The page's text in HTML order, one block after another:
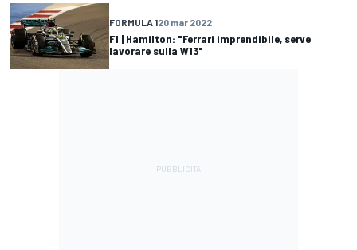
FORMULA 120 mar 2022
F1 | Hamilton: "Ferrari imprendibile, serve
lavorare sulla W13"